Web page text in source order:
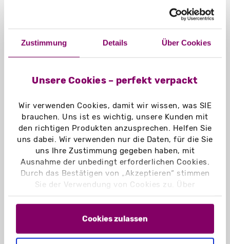
Zustimmung Details Über Cookies
Unsere Cookies – perfekt verpackt
Wir verwenden Cookies, damit wir wissen, was SIE
brauchen. Uns ist es wichtig, unsere Kunden mit
den richtigen Produkten anzusprechen. Helfen Sie
uns dabei. Wir verwenden nur die Daten, für die Sie
uns Ihre Zustimmung gegeben haben, mit
Ausnahme der unbedingt erforderlichen Cookies.
Durch das Bestätigen von „Akzeptieren“ stimmen
Sie der Verwendung von Cookies zu. Über
„Einstellungen“ können Sie auswählen, welche
Cookies Sie zulassen. Hier finden Sie unser
und unsereDatenschutzerklärung
Cookies zulassen
Material:
Chromokarton GC1 weiß Naturseite
Naturkarton braun 450 g/m²
Naturkarton schwarz 400 g/m²
Graskarton 400 g/m²
Einsatzbereich:
Eignet sich z. B. für Schreibblöcke,
Broschüren, Unterlagen in DIN A5